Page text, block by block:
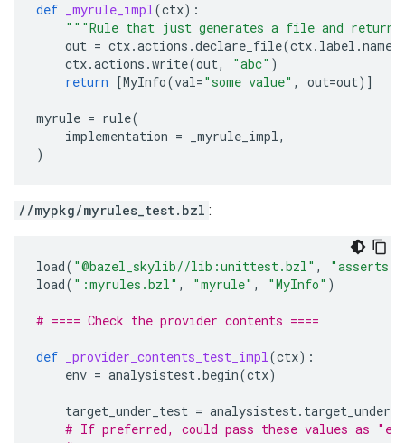
def _myrule_impl(ctx):
"""Rule that just generates a file and
out = ctx.actions .declare_file(ctx. label .name
ctx.actions .write(out, "abc" )
return [MyInfo(val="some value" , out=out)]
myrule = rule(
implementation = _myrule_impl,
)
//mypkg/myrules_test.bzl :
load( "@bazel_skylib//lib:unittest.bzl" , "asserts"
load( ":myrules.bzl" , "myrule" , "MyInfo" )
# ==== Check the provider contents ====
def _provider_contents_test_impl(ctx):
env = analysistest.begin(ctx)
target_under_test = analysistest.
# If preferred, could pass these values as